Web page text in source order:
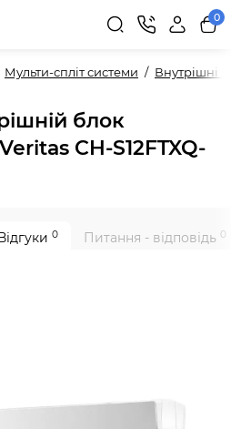
0
Мульти-спліт системи Внутрішні
блок
CH-S12FTXQ-
0 Питання - відповідь 0